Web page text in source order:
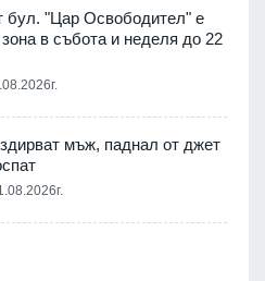
бул. "Цар Освободител" е
в събота и неделя до 22
мъж, паднал от джет